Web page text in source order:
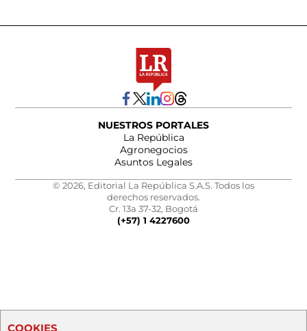
NUESTROS PORTALES
La República
Agronegocios
Asuntos Legales
© 2026, Editorial La República S.A.S. Todos los
derechos reservados.
Cr. 13a 37-32, Bogotá
(+57) 1 4227600
COOKIES